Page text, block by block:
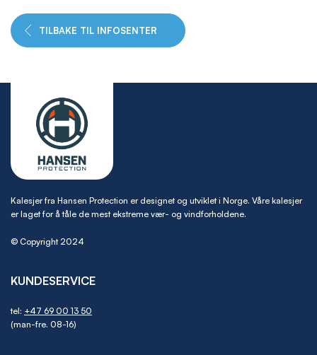
TILBAKE TIL INFOSENTER
Kalesjer fra Hansen Protection er designet og utviklet i Norge. Våre kalesjer
er laget for å tåle de mest ekstreme vær- og vindforholdene.
© Copyright 2024
KUNDESERVICE
tel: +47 69 00 13 50
(man-fre. 08-16)